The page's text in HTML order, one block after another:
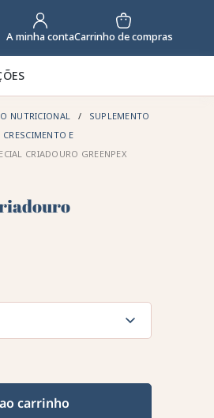
A minha contaCarrinho de compras
NUTRICIONAL
SUPLEMENTO
CRESCIMENTO E
CRIADOURO GREENPEX
carrinho